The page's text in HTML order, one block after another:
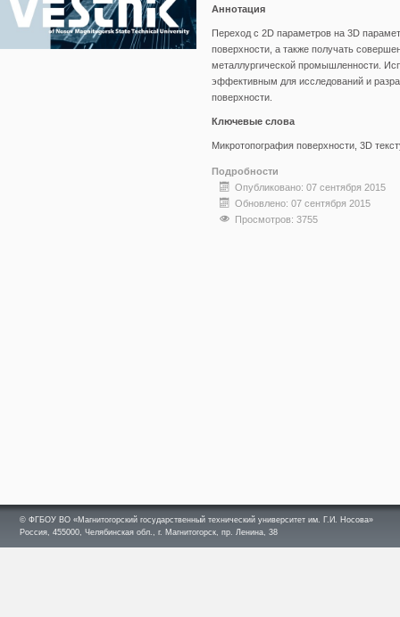
Аннотация
Переход с 2D параметров на 3D
поверхности, а также получать
металлургической промышленности.
эффективным для исследований и
поверхности.
Ключевые слова
Микротопография поверхности, 3D
Подробности
Опубликовано: 07 сентября 2015
Обновлено: 07 сентября 2015
Просмотров: 3755
© ФГБОУ ВО «Магнитогорский государственный технический университет им. Г.И. Носова»
Россия, 455000, Челябинская обл., г. Магнитогорск, пр. Ленина, 38